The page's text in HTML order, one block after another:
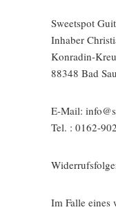
Sweetspot
Inhaber
Konradin-
88348 Bad
E-Mail:
Tel. : 0162-
Im Falle eines